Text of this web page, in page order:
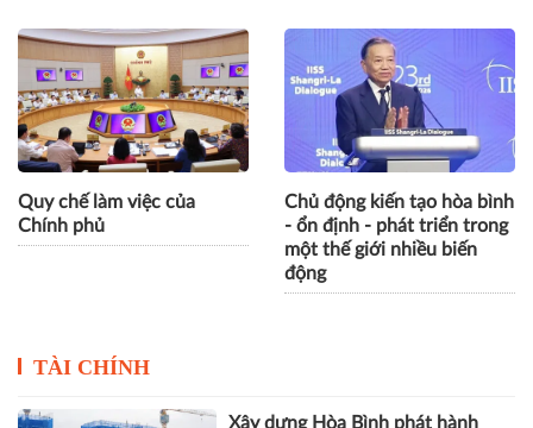
Quy chế làm việc của
Chính phủ
Chủ động kiến tạo hòa bình
- ổn định - phát triển trong
một thế giới nhiều biến
động
TÀI CHÍNH
Xây dựng Hòa Bình phát hành